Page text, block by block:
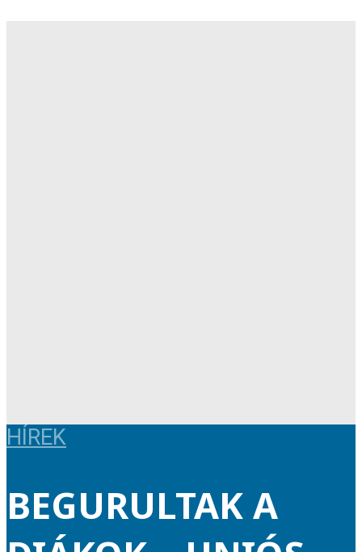
HÍREK
BEGURULTAK A